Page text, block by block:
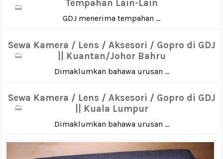
Tempahan Lain-Lain
GDJ menerima tempahan ...
Sewa Kamera / Lens / Aksesori / Gopro di GDJ
|| Kuantan/Johor Bahru
Dimaklumkan bahawa urusan ...
Sewa Kamera / Lens / Aksesori / Gopro di GDJ
|| Kuala Lumpur
Dimaklumkan bahawa urusan ...